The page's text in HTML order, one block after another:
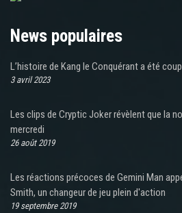
News populaires
L’histoire de Kang le Conquérant a été
3 avril 2023
Les clips de Cryptic Joker révèlent que la
mercredi
26 août 2019
Les réactions précoces de Gemini Man
Smith, un changeur de jeu plein d'action
19 septembre 2019